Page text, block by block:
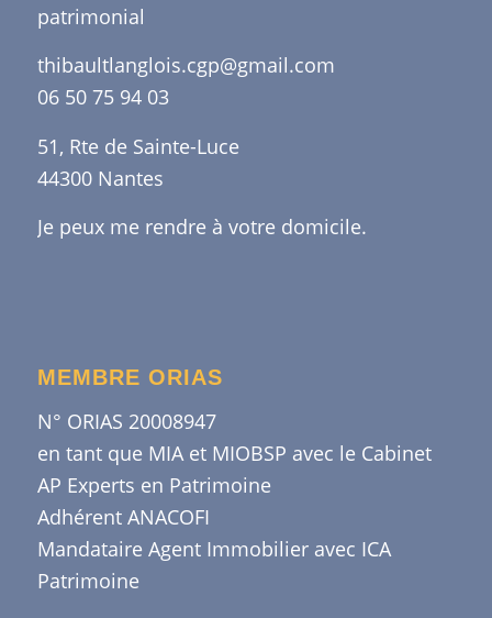
patrimonial
thibaultlanglois.cgp@gmail.com
06 50 75 94 03
51, Rte de Sainte-Luce
44300 Nantes
Je peux me rendre à votre domicile.
MEMBRE ORIAS
N° ORIAS 20008947
en tant que MIA et MIOBSP avec le Cabinet
AP Experts en Patrimoine
Adhérent ANACOFI
Mandataire Agent Immobilier avec ICA
Patrimoine